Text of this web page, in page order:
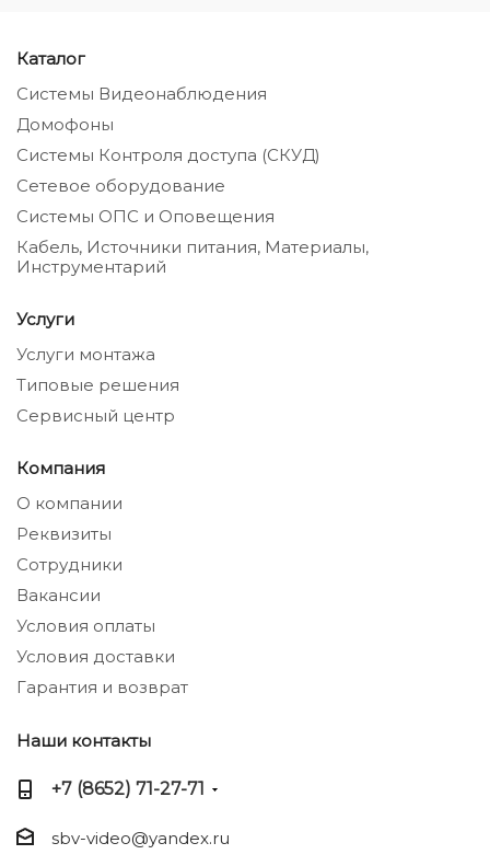
Каталог
Системы Видеонаблюдения
Домофоны
Системы Контроля доступа (СКУД)
Сетевое оборудование
Системы ОПС и Оповещения
Кабель, Источники питания, Материалы,
Инструментарий
Услуги
Услуги монтажа
Типовые решения
Сервисный центр
Компания
О компании
Реквизиты
Сотрудники
Вакансии
Условия оплаты
Условия доставки
Гарантия и возврат
Наши контакты
+7 (8652) 71-27-71
sbv-video@yandex.ru